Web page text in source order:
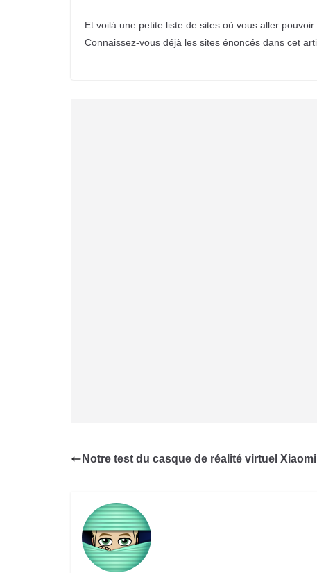
Et voilà une petite liste de sites où vous aller
Connaissez-vous déjà les sites énoncés dans cet
Notre test du casque de réalité virtuel